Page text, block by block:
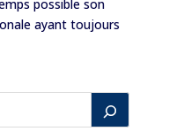
possible son
ayant toujours